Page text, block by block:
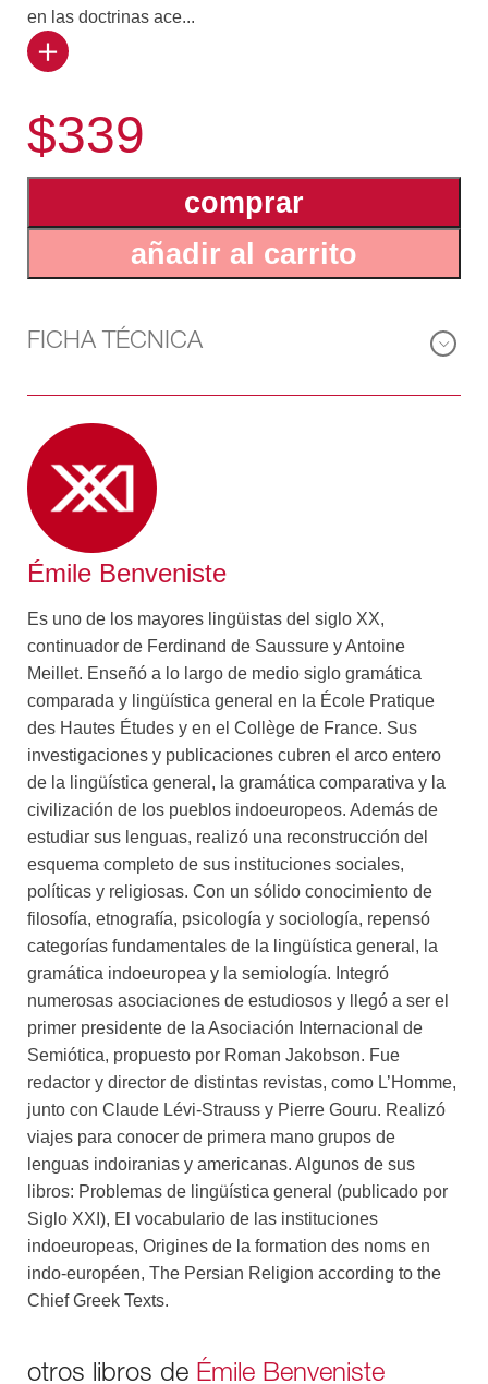
en las doctrinas ace...
rca del lenguaje. Se pasa entonces al problema
desenvolvimiento de la semiología de la lengua. Las
nociones de estructura y de función son objeto de los
estudios siguientes. La sintaxis está representada por la
composición nominal y las relaciones de auxiliaridad.
Luego de dos estudios dedicados a mostrar cómo está
implícito el hombre en la lengua, los últimos capítulos
llevan adelante la indagación de la génesis de términos
$339
añadir al carrito
comprar
FICHA TÉCNICA
Émile Benveniste
Es uno de los mayores lingüistas del siglo XX,
continuador de Ferdinand de Saussure y Antoine
Meillet. Enseñó a lo largo de medio siglo gramática
comparada y lingüística general en la École Pratique
des Hautes Études y en el Collège de France. Sus
investigaciones y publicaciones cubren el arco entero
de la lingüística general, la gramática comparativa y la
civilización de los pueblos indoeuropeos. Además de
estudiar sus lenguas, realizó una reconstrucción del
esquema completo de sus instituciones sociales,
políticas y religiosas. Con un sólido conocimiento de
filosofía, etnografía, psicología y sociología, repensó
categorías fundamentales de la lingüística general, la
gramática indoeuropea y la semiología. Integró
numerosas asociaciones de estudiosos y llegó a ser el
primer presidente de la Asociación Internacional de
Semiótica, propuesto por Roman Jakobson. Fue
redactor y director de distintas revistas, como L’Homme,
junto con Claude Lévi-Strauss y Pierre Gouru. Realizó
viajes para conocer de primera mano grupos de
lenguas indoiranias y americanas. Algunos de sus
libros: Problemas de lingüística general (publicado por
Siglo XXI), El vocabulario de las instituciones
indoeuropeas, Origines de la formation des noms en
indo-européen, The Persian Religion according to the
Chief Greek Texts.
otros libros de Émile Benveniste